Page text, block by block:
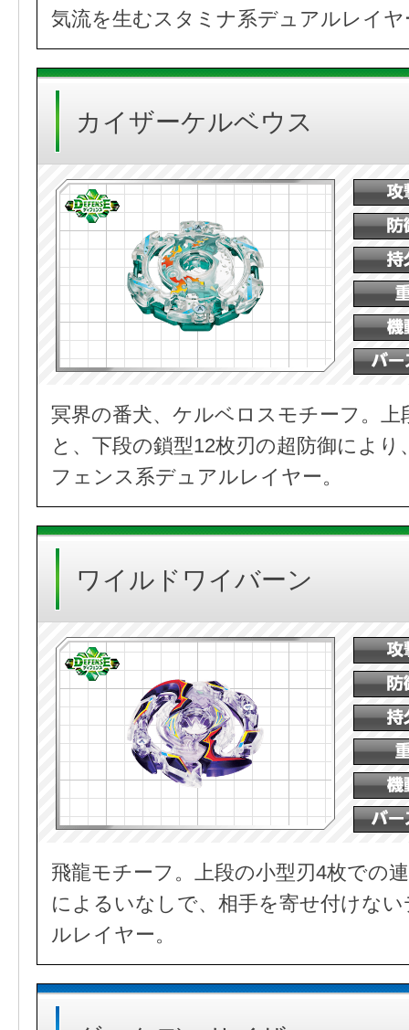
気流を生むスタミナ系デュアルレイヤ
カイザーケルベウス
冥界の番犬、ケルベロスモチーフ。上
と、下段の鎖型12枚刃の超防御によ
フェンス系デュアルレイヤー。
ワイルドワイバーン
飛龍モチーフ。上段の小型刃4枚での
によるいなしで、相手を寄せ付けな
ルレイヤー。